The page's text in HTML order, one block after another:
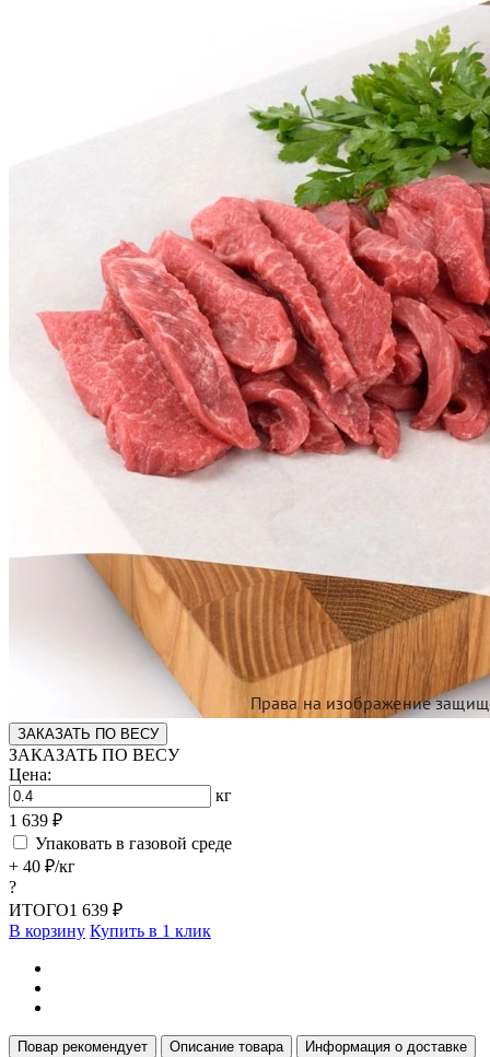
ЗАКАЗАТЬ ПО ВЕСУ
ЗАКАЗАТЬ ПО ВЕСУ
Цена:
кг
1 639 ₽
Упаковать в газовой среде
+ 40 ₽/кг
?
ИТОГО1 639 ₽
В корзину Купить в 1 клик
Повар рекомендует Описание товара Информация о доставке